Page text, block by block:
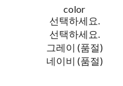
color
선택하세요.
선택하세요.
그레이 (품절)
네이비 (품절)